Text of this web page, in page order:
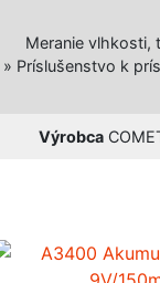
Meranie vlhkosti,
» Príslušenstvo k
Výrobca